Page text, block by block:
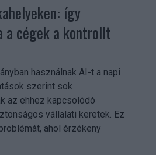
így
a cégek a kontrollt
használnak AI-t a napi
szerint sok
az ehhez kapcsolódó
vállalati keretek. Ez
ahol érzékeny